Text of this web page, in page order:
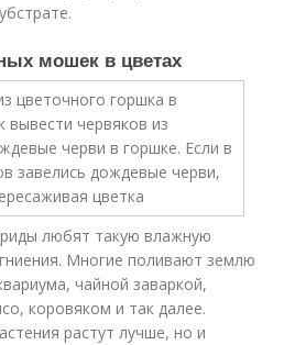
мошек в цветах
любят такую влажную
Многие поливают землю
чайной заваркой,
коровяком и так далее.
растут лучше, но и